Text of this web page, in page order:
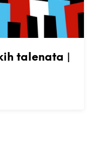
talenata |